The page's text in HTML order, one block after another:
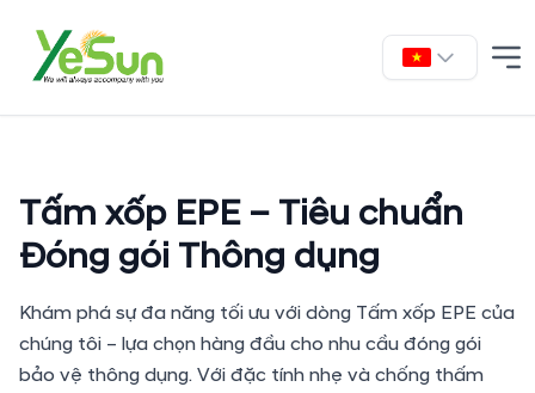
Tấm xốp EPE – Tiêu chuẩn
Đóng gói Thông dụng
Khám phá sự đa năng tối ưu với dòng Tấm xốp EPE của
chúng tôi – lựa chọn hàng đầu cho nhu cầu đóng gói
bảo vệ thông dụng. Với đặc tính nhẹ và chống thấm